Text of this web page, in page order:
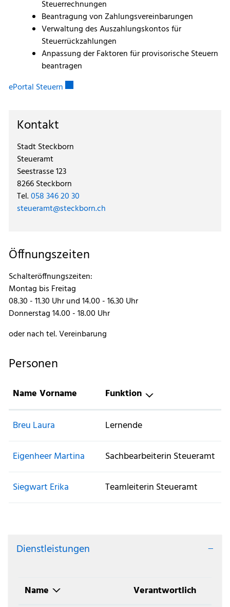
Steuerrechnungen
Beantragung von Zahlungsvereinbarungen
Verwaltung des Auszahlungskontos für
Steuerrückzahlungen
Anpassung der Faktoren für provisorische Steuern
beantragen
ePortal SteuernExterner Link wird in einem neuen Fenster
Kontakt
Stadt Steckborn
Steueramt
Seestrasse 123
8266 Steckborn
Tel.058 346 20 30
steueramt@steckborn.ch
Öffnungszeiten
Schalteröffnungszeiten:
Montag bis Freitag
08.30 - 11.30 Uhr und 14.00 - 16.30 Uhr
Donnerstag 14.00 - 18.00 Uhr
oder nach tel. Vereinbarung
Personen
Name Vorname Funktion
Breu Laura Lernende
Eigenheer Martina Sachbearbeiterin Steueramt
Siegwart Erika Teamleiterin Steueramt
Dienstleistungen
Name
Verantwortlich